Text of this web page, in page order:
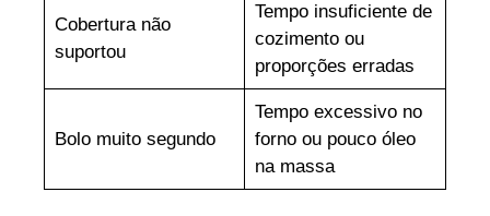
Cobertura não
suportou
Tempo insuficiente de
cozimento ou
proporções erradas
Bolo muito segundo
Tempo excessivo no
forno ou pouco óleo
na massa